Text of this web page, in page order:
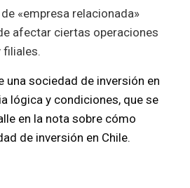
«empresa relacionada»
afectar ciertas operaciones
filiales.
una sociedad de inversión en
lógica y condiciones, que se
en la nota sobre cómo
de inversión en Chile.